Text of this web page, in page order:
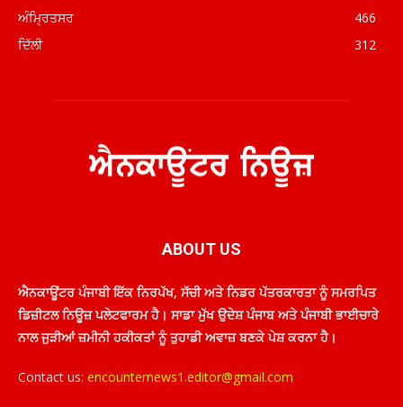
ਅੰਮ੍ਰਿਤਸਰ
466
ਦਿੱਲੀ
312
ABOUT US
ਐਨਕਾਊਂਟਰ ਪੰਜਾਬੀ ਇੱਕ ਨਿਰਪੱਖ, ਸੱਚੀ ਅਤੇ ਨਿਡਰ ਪੱਤਰਕਾਰਤਾ ਨੂੰ ਸਮਰਪਿਤ
ਡਿਜ਼ੀਟਲ ਨਿਊਜ਼ ਪਲੇਟਫਾਰਮ ਹੈ। ਸਾਡਾ ਮੁੱਖ ਉਦੇਸ਼ ਪੰਜਾਬ ਅਤੇ ਪੰਜਾਬੀ ਭਾਈਚਾਰੇ
ਨਾਲ ਜੁੜੀਆਂ ਜ਼ਮੀਨੀ ਹਕੀਕਤਾਂ ਨੂੰ ਤੁਹਾਡੀ ਅਵਾਜ਼ ਬਣਕੇ ਪੇਸ਼ ਕਰਨਾ ਹੈ।
Contact us: encounternews1.editor@gmail.com